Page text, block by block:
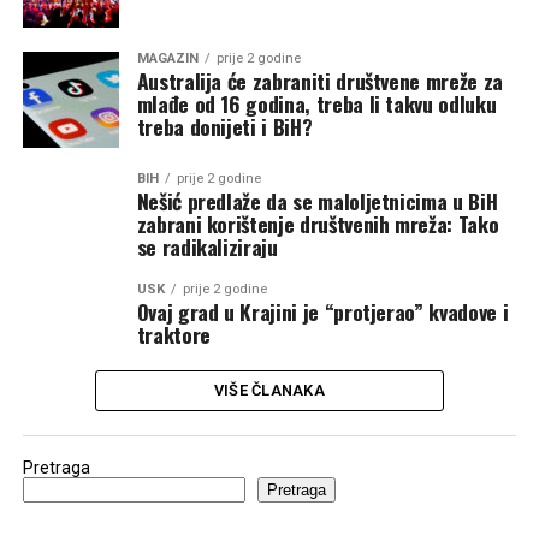
MAGAZIN prije 2 godine
Australija će zabraniti društvene mreže za
mlađe od 16 godina, treba li takvu odluku
treba donijeti i BiH?
BIH prije 2 godine
Nešić predlaže da se maloljetnicima u BiH
zabrani korištenje društvenih mreža: Tako
se radikaliziraju
USK prije 2 godine
Ovaj grad u Krajini je “protjerao” kvadove i
traktore
VIŠE ČLANAKA
Pretraga
Pretraga